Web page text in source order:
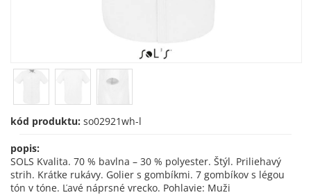
kód produktu: so02921wh-l
popis:
SOLS Kvalita. 70 % bavlna – 30 % polyester. Štýl. Priliehavý
strih. Krátke rukávy. Golier s gombíkmi. 7 gombíkov s légou
tón v tóne. Ľavé náprsné vrecko. Pohlavie: Muži